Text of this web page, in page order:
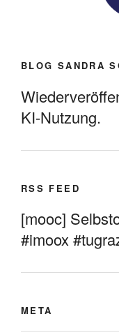
BLOG SANDRA
KI-Nutzung.
RSS FEED
[mooc]
#imoox
META